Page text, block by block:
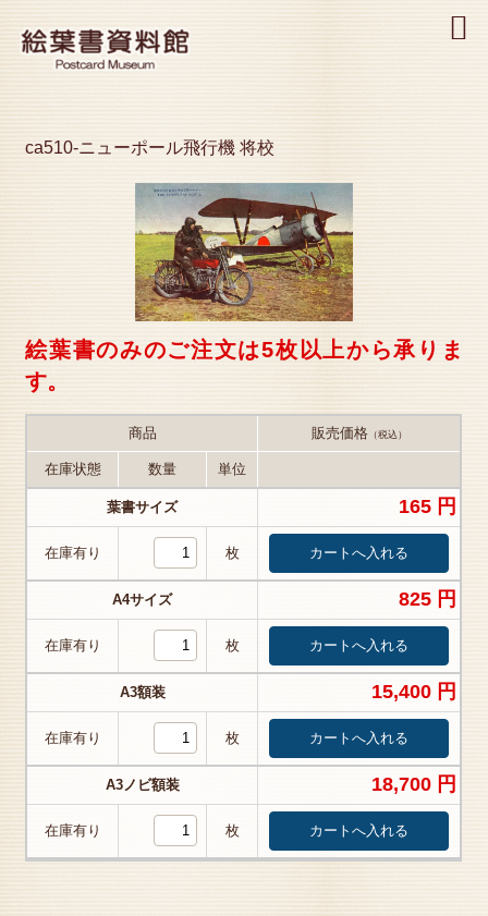
ca510-ニューポール飛行機 将校
絵葉書のみのご注文は5枚以上から承りま
す。
商品 販売価格（税込）
在庫状態 数量 単位
葉書サイズ 165 円
在庫有り 枚
A4サイズ 825 円
在庫有り 枚
A3額装 15,400 円
在庫有り 枚
A3ノビ額装 18,700 円
在庫有り 枚